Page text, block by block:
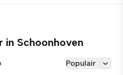
in Schoonhoven
Populair